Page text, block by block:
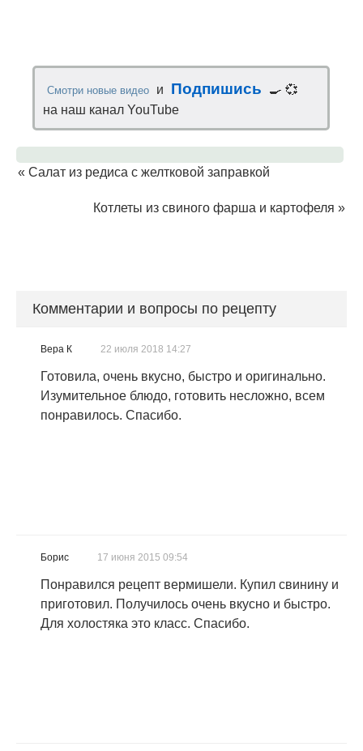
Смотри новые видео и Подпишись
🍳 💞
на наш канал YouTube
« Салат из редиса с желтковой заправкой
Котлеты из свиного фарша и картофеля »
Комментарии и вопросы по рецепту
Вера К 22 июля 2018 14:27
Готовила, очень вкусно, быстро и оригинально.
Изумительное блюдо, готовить несложно, всем
понравилось. Спасибо.
Борис 17 июня 2015 09:54
Понравился рецепт вермишели. Купил свинину и
приготовил. Получилось очень вкусно и быстро.
Для холостяка это класс. Спасибо.